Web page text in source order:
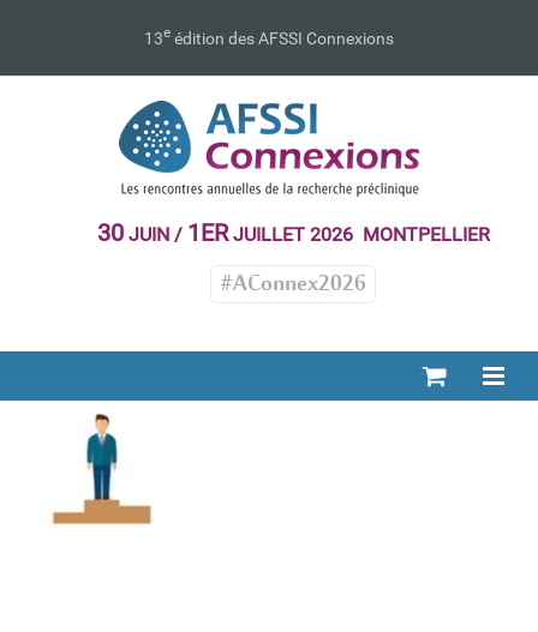
13e édition des AFSSI Connexions
30JUIN / 1ERJUILLET 2026 MONTPELLIER
#AConnex2026